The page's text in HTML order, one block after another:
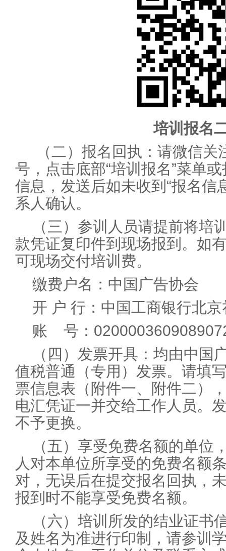
培训报名
（二）报名回执：请微信关
号，点击底部“培训报名”菜单
信息，发送后如未收到“报名信
系人确认。
（三）参训人员请提前将培
款凭证复印件到现场报到。如
可现场交付培训费。
缴费户名：中国广告协会
开 户 行：中国工商银行北
账 号：
（四）发票开具：均由中国
值税普通（专用）发票。请填
票信息表（附件一、附件二）
电汇凭证一并交给工作人员。
不予更换。
（五）享受免费名额的单位
人对本单位所享受的免费名额
对，无误后在提交报名回执，
报到时不能享受免费名额。
（六）培训所发的结业证书
及姓名为准进行印制，请参训